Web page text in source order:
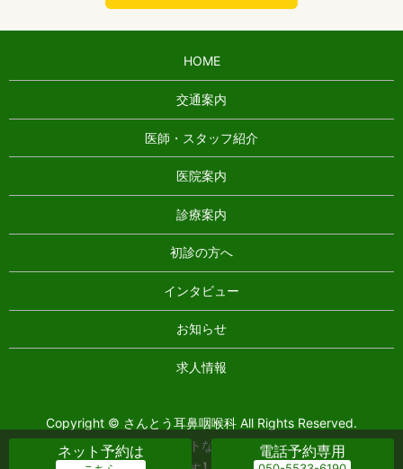
ネット予約は 電話予約専用
HOME
交通案内
医師・スタッフ紹介
医院案内
診療案内
初診の方へ
インタビュー
お知らせ
求人情報
Copyright © さんとう耳鼻咽喉科 All Rights Reserved.
【掲載の記事・写真・イラストなどの無断複写・転載を禁じま